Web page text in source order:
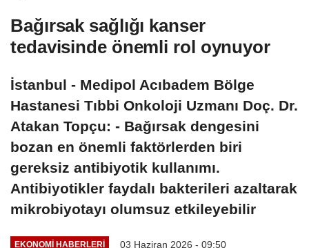
Bağırsak sağlığı kanser
tedavisinde önemli rol oynuyor
İstanbul - Medipol Acıbadem Bölge
Hastanesi Tıbbi Onkoloji Uzmanı Doç. Dr.
Atakan Topçu: - Bağırsak dengesini
bozan en önemli faktörlerden biri
gereksiz antibiyotik kullanımı.
Antibiyotikler faydalı bakterileri azaltarak
mikrobiyotayı olumsuz etkileyebilir
EKONOMI HABERLERI 03 Haziran 2026 - 09:50